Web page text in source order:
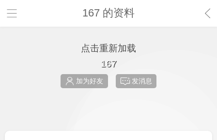
167 的资料
点击重新加载
167
加为好友 发消息